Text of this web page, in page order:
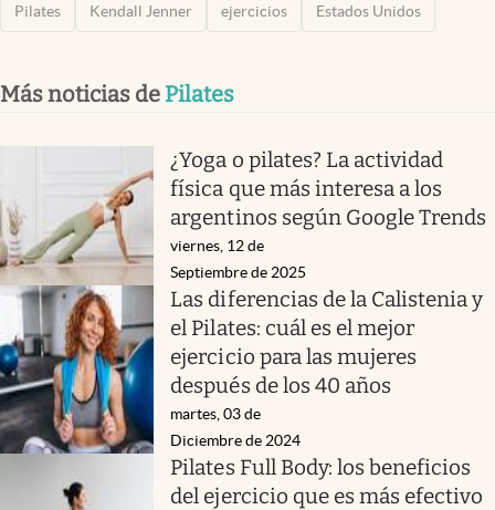
Pilates Kendall Jenner ejercicios Estados Unidos
Más noticias de Pilates
¿Yoga o pilates? La actividad
física que más interesa a los
argentinos según Google Trends
viernes, 12 de
Septiembre de 2025
Las diferencias de la Calistenia y
el Pilates: cuál es el mejor
ejercicio para las mujeres
después de los 40 años
martes, 03 de
Diciembre de 2024
Pilates Full Body: los beneficios
del ejercicio que es más efectivo